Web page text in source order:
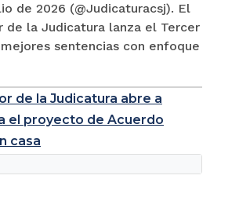
de 2026 (@Judicaturacsj). El
de la Judicatura lanza el Tercer
sentencias con enfoque
de la Judicatura abre a
el proyecto de Acuerdo
casa